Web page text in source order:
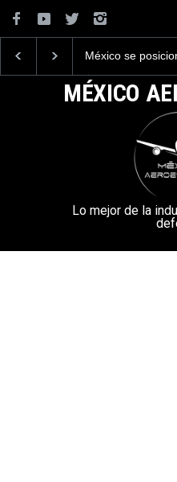
México se
aeroespacial del
superar los
de dólares en
MÉXICO
Lo mejor de la